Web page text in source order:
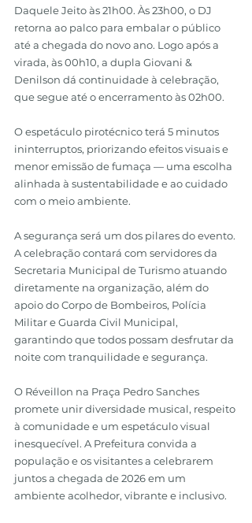
Daquele Jeito às 21h00. Às 23h00, o DJ
retorna ao palco para embalar o público
até a chegada do novo ano. Logo após a
virada, às 00h10, a dupla Giovani &
Denilson dá continuidade à celebração,
que segue até o encerramento às 02h00.
O espetáculo pirotécnico terá 5 minutos
ininterruptos, priorizando efeitos visuais e
menor emissão de fumaça — uma escolha
alinhada à sustentabilidade e ao cuidado
com o meio ambiente.
A segurança será um dos pilares do evento.
A celebração contará com servidores da
Secretaria Municipal de Turismo atuando
diretamente na organização, além do
apoio do Corpo de Bombeiros, Polícia
Militar e Guarda Civil Municipal,
garantindo que todos possam desfrutar da
noite com tranquilidade e segurança.
O Réveillon na Praça Pedro Sanches
promete unir diversidade musical, respeito
à comunidade e um espetáculo visual
inesquecível. A Prefeitura convida a
população e os visitantes a celebrarem
juntos a chegada de 2026 em um
ambiente acolhedor, vibrante e inclusivo.